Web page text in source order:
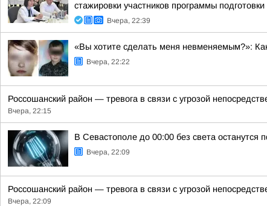
стажировки участников программы
Вчера, 22:39
«Вы хотите сделать меня невменяемым?»:
Вчера, 22:22
Россошанский район — тревога в связи с угрозой
Вчера, 22:15
В Севастополе до 00:00 без света останутся
Вчера, 22:09
Россошанский район — тревога в связи с угрозой
Вчера, 22:09